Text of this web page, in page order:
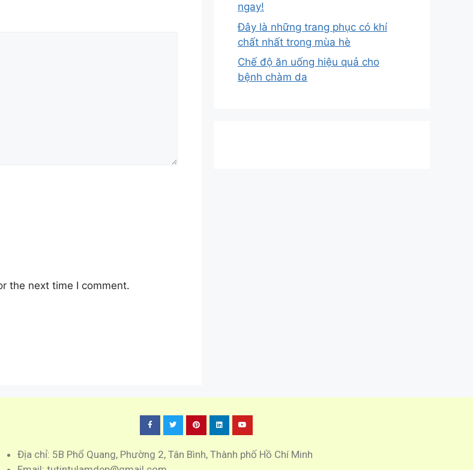
the next time I comment.
ngay!
Đây là những trang phục có khí
chất nhất trong mùa hè
Chế độ ăn uống hiệu quả cho
bệnh chàm da
Địa chỉ: 5B Phổ Quang, Phường 2, Tân Bình, Thành phố Hồ Chí Minh